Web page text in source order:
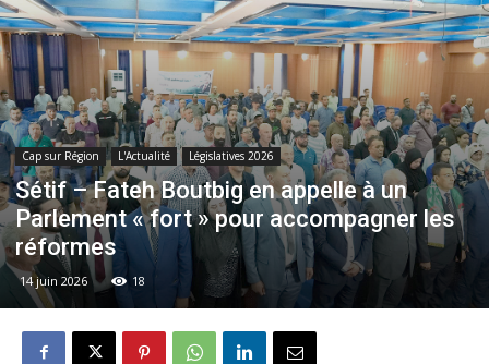
Cap sur Région L'Actualité Législatives 2026
Sétif – Fateh Boutbig en appelle à un
Parlement « fort » pour accompagner les
réformes
14 juin 2026 18